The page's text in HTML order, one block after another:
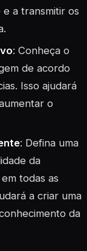
a transmitir os
: Conheça o
de acordo
Isso ajudará
o
: Defina uma
da
todas as
a criar uma
da